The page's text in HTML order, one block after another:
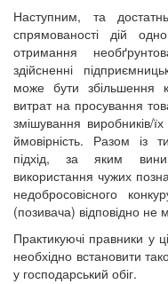
Наступним, та
спрямованості дій
отримання
здійсненні
може бути збільшення
витрат на просування
змішування виробників/
ймовірність. Разом із
підхід, за яким
використання чужих
недобросовісного
(позивача) відповідно не
Практикуючі правники у
необхідно встановити
у господарський обіг.